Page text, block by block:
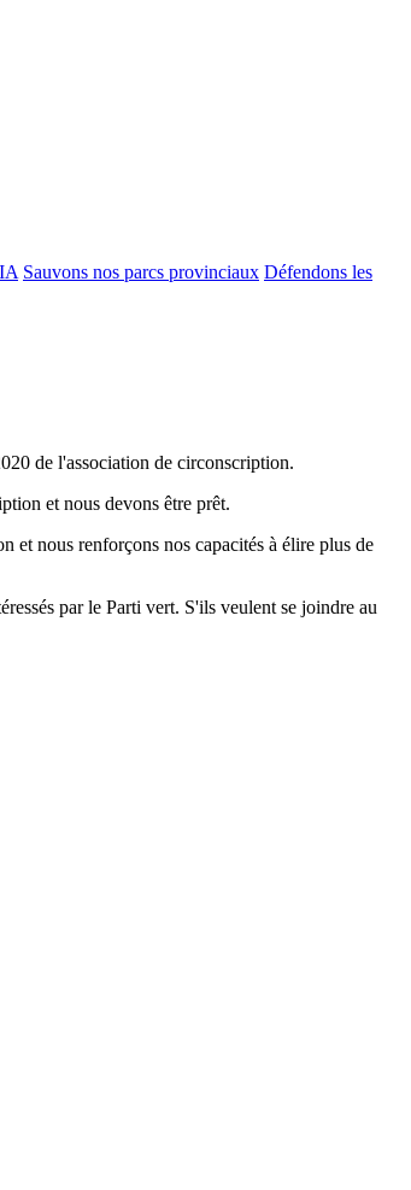
Sauvons nos parcs provinciaux Défendons les
de l'association de circonscription.
et nous devons être prêt.
et nous renforçons nos capacités à élire plus de
par le Parti vert. S'ils veulent se joindre au